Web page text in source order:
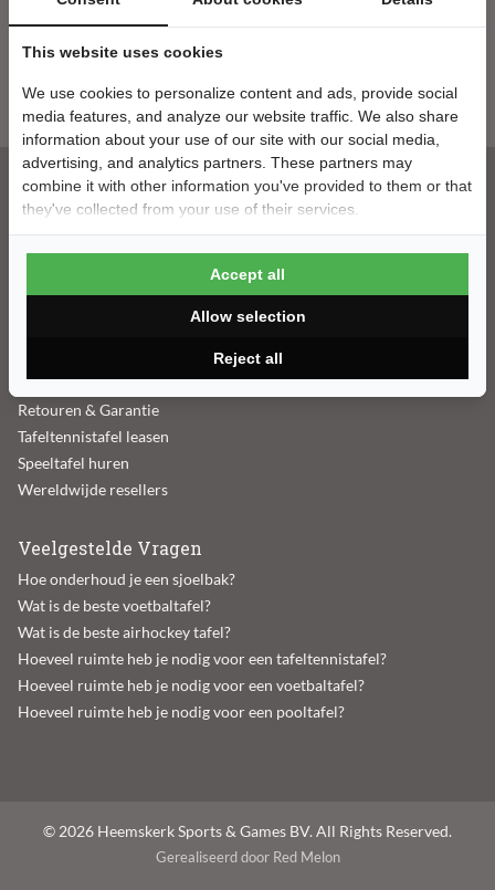
Nieuwsbrief
E-mailadres
Klantenservice
Veelgestelde vragen
Retouren & Garantie
Tafeltennistafel leasen
Speeltafel huren
Wereldwijde resellers
Veelgestelde Vragen
Hoe onderhoud je een sjoelbak?
Wat is de beste voetbaltafel?
Wat is de beste airhockey tafel?
Hoeveel ruimte heb je nodig voor een tafeltennistafel?
Hoeveel ruimte heb je nodig voor een voetbaltafel?
Hoeveel ruimte heb je nodig voor een pooltafel?
© 2026 Heemskerk Sports & Games BV. All Rights Reserved.
Gerealiseerd door Red Melon
This website uses cookies
We use cookies to personalize content and ads, provide social
media features, and analyze our website traffic. We also share
information about your use of our site with our social media,
advertising, and analytics partners. These partners may
combine it with other information you've provided to them or that
they've collected from your use of their services.
Reject all
Allow selection
Accept all